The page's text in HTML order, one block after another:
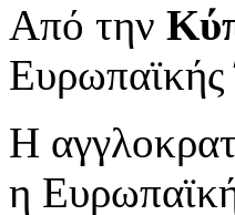
Από την
Η
η